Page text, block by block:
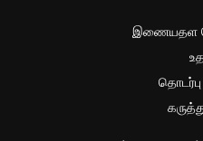
இணையதள